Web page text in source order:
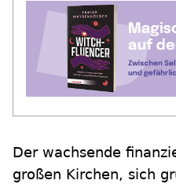
Der wachsende
großen Kirchen, sich